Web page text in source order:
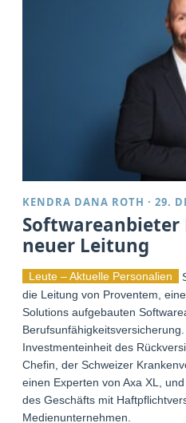
KENDRA DANA ROTH ·29.
neuer Leitung
Leute – Aktuelle Personalien
die Leitung von Proventem,
Solutions aufgebauten
Investmenteinheit des
Chefin, der Schweizer
einen Experten von Axa XL,
des Geschäfts mit
Medienunternehmen.